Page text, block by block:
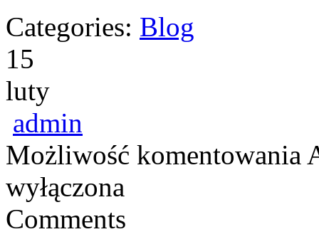
Categories: Blog
15
luty
admin
Możliwość komentowania
wyłączona
Comments